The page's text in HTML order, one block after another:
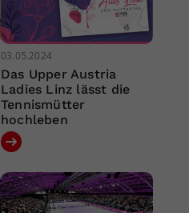
03.05.2024
Das Upper Austria
Ladies Linz lässt die
Tennismütter
hochleben